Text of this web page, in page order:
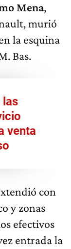
Mena,
murió
la esquina
Bas.
las
venta
con
y zonas
efectivos
entrada la